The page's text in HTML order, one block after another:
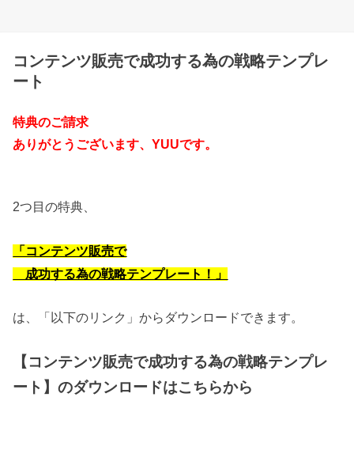
コンテンツ販売で成功する為の戦略テンプレ
ート
特典のご請求
ありがとうございます、YUUです。
2つ目の特典、
「コンテンツ販売で
成功する為の戦略テンプレート！」
は、「以下のリンク」からダウンロードできます。
【コンテンツ販売で成功する為の戦略テンプレ
ート】のダウンロードはこちらから